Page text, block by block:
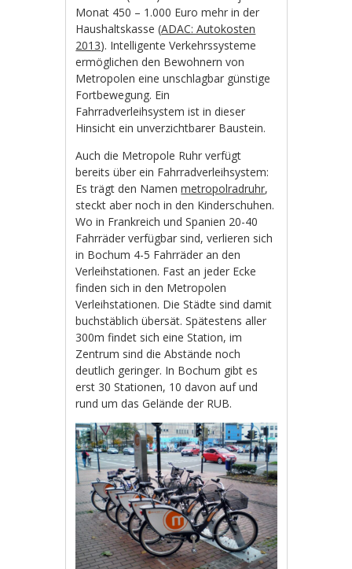
Monat 450 – 1.000 Euro mehr in der
Haushaltskasse (ADAC: Autokosten
2013). Intelligente Verkehrssysteme
ermöglichen den Bewohnern von
Metropolen eine unschlagbar günstige
Fortbewegung. Ein
Fahrradverleihsystem ist in dieser
Hinsicht ein unverzichtbarer Baustein.
Auch die Metropole Ruhr verfügt
bereits über ein Fahrradverleihsystem:
Es trägt den Namenmetropolradruhr,
steckt aber noch in den Kinderschuhen.
Wo in Frankreich und Spanien 20-40
Fahrräder verfügbar sind, verlieren sich
in Bochum 4-5 Fahrräder an den
Verleihstationen. Fast an jeder Ecke
finden sich in den Metropolen
Verleihstationen. Die Städte sind damit
buchstäblich übersät. Spätestens aller
300m findet sich eine Station, im
Zentrum sind die Abstände noch
deutlich geringer. In Bochum gibt es
erst 30 Stationen, 10 davon auf und
rund um das Gelände der RUB.